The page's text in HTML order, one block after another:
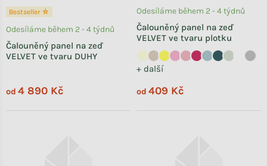
Bestseller ☆
Čalouněný panel na zeď
VELVET ve tvaru DUHY
Odesíláme během 2 - 4 týdnů
od 4 890 Kč
Čalouněný panel na zeď
VELVET ve tvaru plotku
+ další
Odesíláme během 2 - 4 týdnů
od 409 Kč